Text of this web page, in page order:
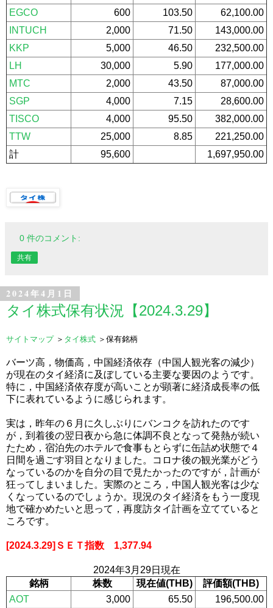
EGCO
600 103.50
62,100.00
INTUCH
2,000 71.50
143,000.00
KKP
5,000 46.50
232,500.00
LH
30,000 5.90
177,000.00
MTC
2,000 43.50
87,000.00
SGP
4,000 7.15
28,600.00
TISCO
4,000 95.50
382,000.00
TTW
25,000 8.85
221,250.00
計
95,600 1,697,950.00
0 件のコメント:
共有
2024年4月1日
タイ株式保有状況【2024.3.29】
サイトマップ ＞ タイ株式 ＞保有銘柄
バーツ高，物価高，中国経済依存（中国人観光客の減少）
が現在のタイ経済に及ぼしている主要な要因のようです。
特に，中国経済依存度が高いことが顕著に経済成長率の低
下に表れているように感じられます。
実は，昨年の６月に久しぶりにバンコクを訪れたのです
が，到着後の翌日夜から急に体調不良となって発熱が続い
たため，宿泊先のホテルで食事もとらずに缶詰め状態で４
日間を過ごす羽目となりました。コロナ後の観光業がどう
なっているのかを自分の目で見たかったのですが，計画が
狂ってしまいました。実際のところ，中国人観光客は少な
くなっているのでしょうか。現況のタイ経済をもう一度現
地で確かめたいと思って，再度訪タイ計画を立てていると
ころです。
[2024.3.29]ＳＥＴ指数 1,377.94
2024年3月29日現在
銘柄
株数 現在値(THB)
評価額(THB)
AOT
3,000 65.50
196,500.00